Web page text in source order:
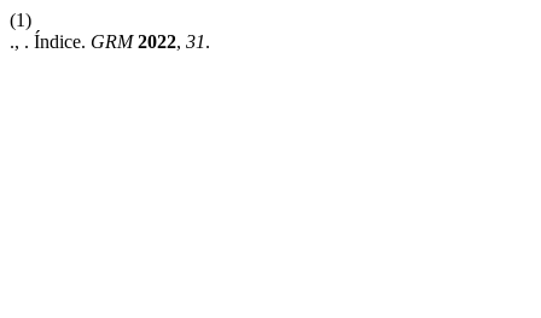
(1)
., . Índice. GRM 2022, 31.